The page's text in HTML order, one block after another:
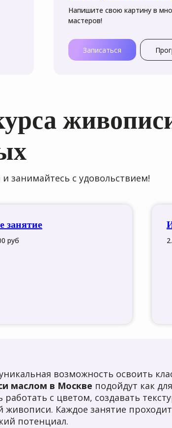
Напишите свою картину в
мастеров!
Записаться
занимайтесь с удовольствием!
занятие
руб
возможность освоить
маслом в Москве подойдут как
с цветом, создавать
живописи. Каждое занятие
потенциал.